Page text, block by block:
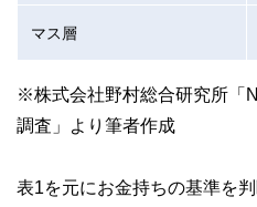
マス層
※株式会社野村総合研究所「
調査」より筆者作成
表1を元にお金持ちの基準を